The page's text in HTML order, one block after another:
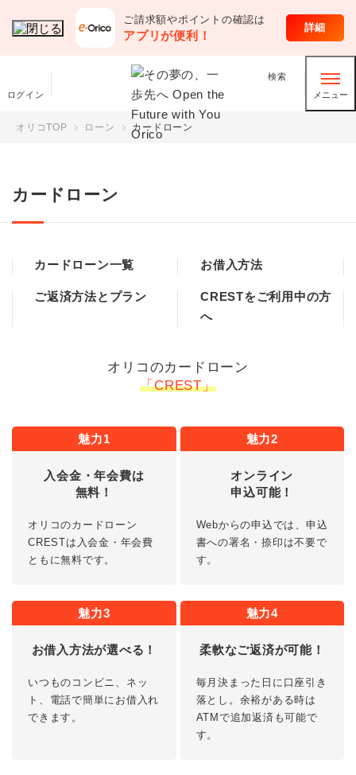
ご請求額やポイントの確認は
アプリが便利！
詳細
ログイン
検索
メニュー
ローン
オリコTOP ローン カードローン
カードローン
カードローン一覧 お借入方法
ご返済方法とプラン
CRESTをご利用中の方
へ
オリコのカードローン
「CREST」
魅力1
入会金・年会費は
無料！
オリコのカードローン
CRESTは入会金・年会費
ともに無料です。
魅力2
オンライン
申込可能！
Webからの申込では、申込
書への署名・捺印は不要で
す。
魅力3
お借入方法が選べる！
いつものコンビニ、ネッ
ト、電話で簡単にお借入れ
できます。
魅力4
柔軟なご返済が可能！
毎月決まった日に口座引き
落とし。余裕がある時は
ATMで追加返済も可能で
す。